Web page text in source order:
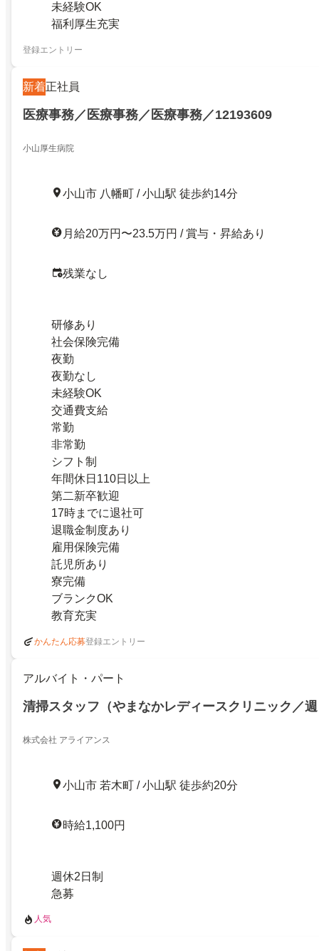
未経験OK
福利厚生充実
登録エントリー
新着正社員
医療事務／医療事務／医療事務／12193609
小山厚生病院
小山市 八幡町 / 小山駅 徒歩約14分
月給20万円〜23.5万円 / 賞与・昇給あり
残業なし
研修あり
社会保険完備
夜勤
夜勤なし
未経験OK
交通費支給
常勤
非常勤
シフト制
年間休日110日以上
第二新卒歓迎
17時までに退社可
退職金制度あり
雇用保険完備
託児所あり
寮完備
ブランクOK
教育充実
かんたん応募登録エントリー
アルバイト・パート
清掃スタッフ（やまなかレディースクリニック／
株式会社 アライアンス
小山市 若木町 / 小山駅 徒歩約20分
時給1,100円
週休2日制
急募
人気